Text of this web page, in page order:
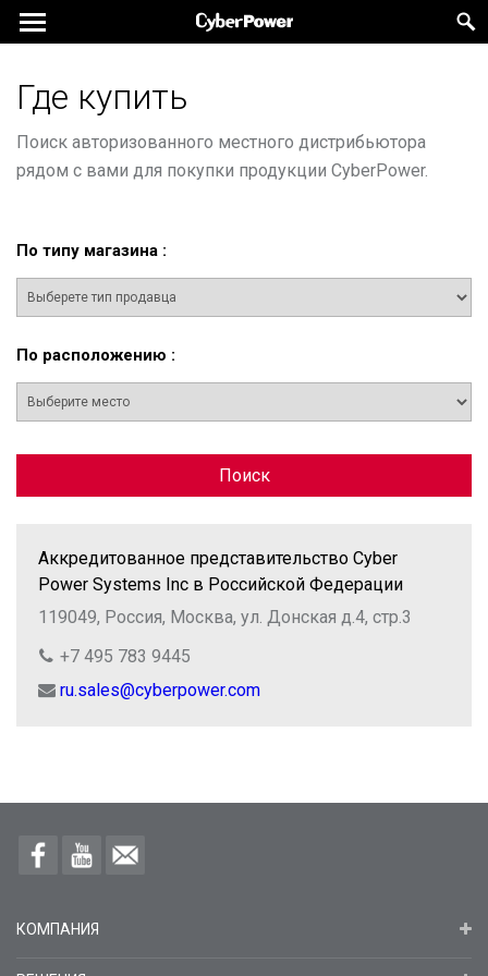
Где купить
Поиск авторизованного местного дистрибьютора
рядом с вами для покупки продукции CyberPower.
По типу магазина :
По расположению :
Поиск
Аккредитованное представительство Cyber
Power Systems Inc в Российской Федерации
119049, Россия, Москва, ул. Донская д.4, стр.3
+7 495 783 9445
ru.sales@cyberpower.com
КОМПАНИЯ